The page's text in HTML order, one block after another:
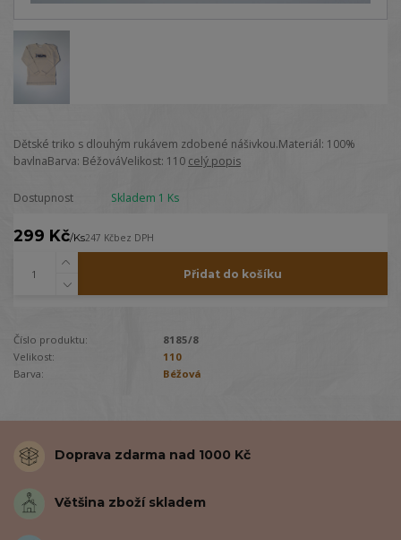
Dětské triko s dlouhým rukávem zdobené nášivkou.Materiál: 100%
bavlnaBarva: BéžováVelikost: 110 celý popis
Dostupnost Skladem 1 Ks
299 Kč/Ks247 Kčbez DPH
Přidat do košíku
Číslo produktu:
8185/8
Velikost:
110
Barva:
Béžová
Doprava zdarma nad 1000 Kč
Většina zboží skladem